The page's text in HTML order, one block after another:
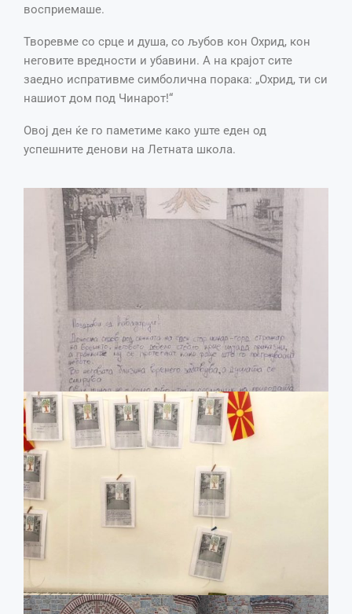
восприемаше.
Творевме со срце и душа, со љубов кон Охрид, кон
неговите вредности и убавини. А на крајот сите
заедно испративме симболична порака: „Охрид, ти си
нашиот дом под Чинарот!“
Овој ден ќе го паметиме како уште еден од
успешните денови на Летната школа.